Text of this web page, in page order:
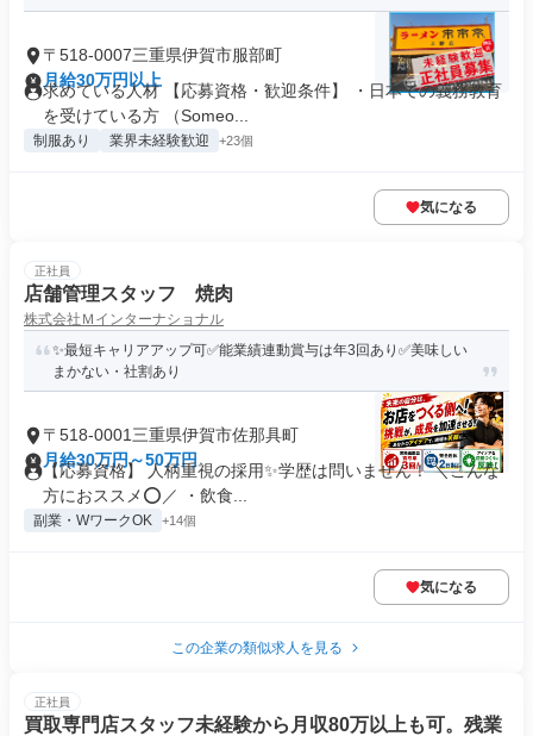
〒518-0007三重県伊賀市服部町
月給30万円以上
求めている人材 【応募資格・歓迎条件】 ・日本での義務教育
を受けている方 （Someo...
制服あり 業界未経験歓迎 +23個
気になる
正社員
店舗管理スタッフ 焼肉
株式会社Ｍインターナショナル
✨最短キャリアアップ可✅能業績連動賞与は年3回あり✅美味しい
まかない・社割あり
〒518-0001三重県伊賀市佐那具町
月給30万円～50万円
【応募資格】 人柄重視の採用✨学歴は問いません！ ＼こんな
方におススメ⭕️／ ・飲食...
副業・WワークOK +14個
気になる
この企業の類似求人を見る
正社員
買取専門店スタッフ未経験から月収80万以上も可。残業